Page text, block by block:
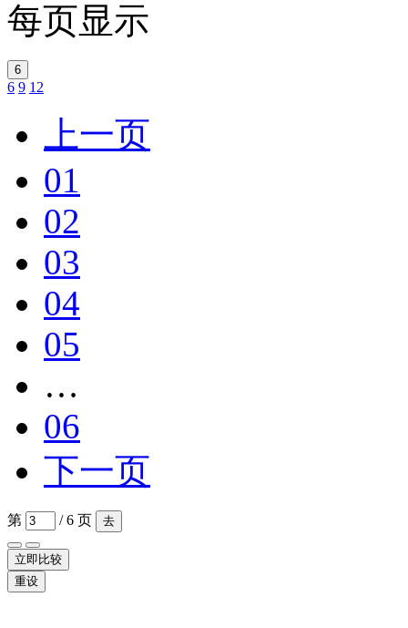
每页显示
6
6 9 12
上一页
01
02
03
04
05
…
06
下一页
第 / 6 页 去
立即比较
重设